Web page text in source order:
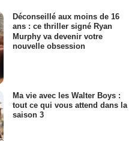
Déconseillé aux moins de 16
ans : ce thriller signé Ryan
Murphy va devenir votre
nouvelle obsession
Ma vie avec les Walter Boys :
tout ce qui vous attend dans la
saison 3